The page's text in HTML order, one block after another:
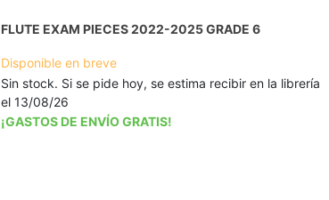
FLUTE EXAM PIECES 2022-2025 GRADE 6
Disponible en breve
Sin stock. Si se pide hoy, se estima recibir en la librería
el 13/08/26
¡GASTOS DE ENVÍO GRATIS!